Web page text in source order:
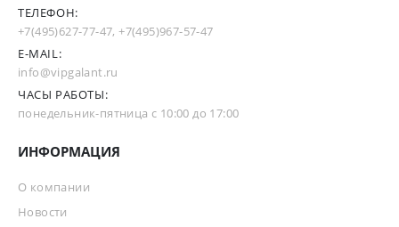
ТЕЛЕФОН:
+7(495)627-77-47,+7(495)967-57-47
E-MAIL:
info@vipgalant.ru
ЧАСЫ РАБОТЫ:
понедельник-пятница с 10:00 до 17:00
ИНФОРМАЦИЯ
О компании
Новости